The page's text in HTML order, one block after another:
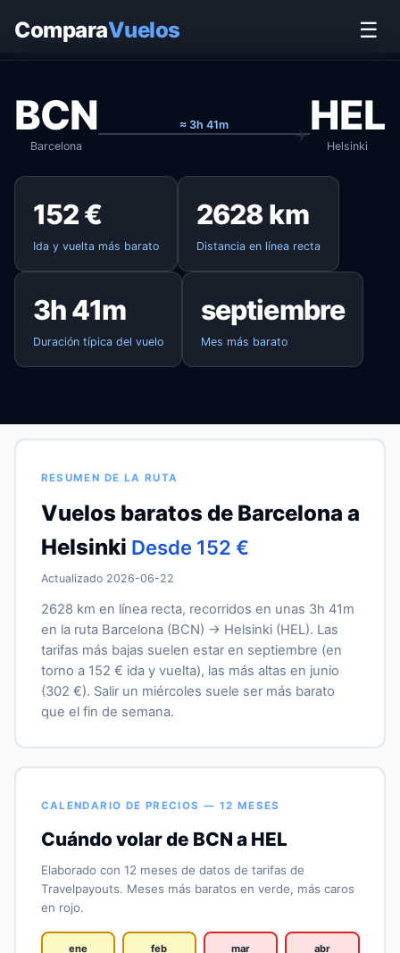
ComparaVuelos ☰
BCN
Barcelona
≈ 3h 41m HEL
Helsinki
152 €
Ida y vuelta más barato
2628 km
Distancia en línea recta
3h 41m
Duración típica del vuelo
septiembre
Mes más barato
RESUMEN DE LA RUTA
Vuelos baratos de Barcelona a
Helsinki Desde 152 €
Actualizado 2026-06-22
2628 km en línea recta, recorridos en unas 3h 41m
en la ruta Barcelona (BCN) → Helsinki (HEL). Las
tarifas más bajas suelen estar en septiembre (en
torno a 152 € ida y vuelta), las más altas en junio
(302 €). Salir un miércoles suele ser más barato
que el fin de semana.
CALENDARIO DE PRECIOS — 12 MESES
Cuándo volar de BCN a HEL
Elaborado con 12 meses de datos de tarifas de
Travelpayouts. Meses más baratos en verde, más caros
en rojo.
ene feb mar abr